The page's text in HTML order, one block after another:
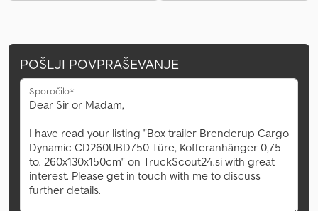
POŠLJI POVPRAŠEVANJE
Sporočilo*